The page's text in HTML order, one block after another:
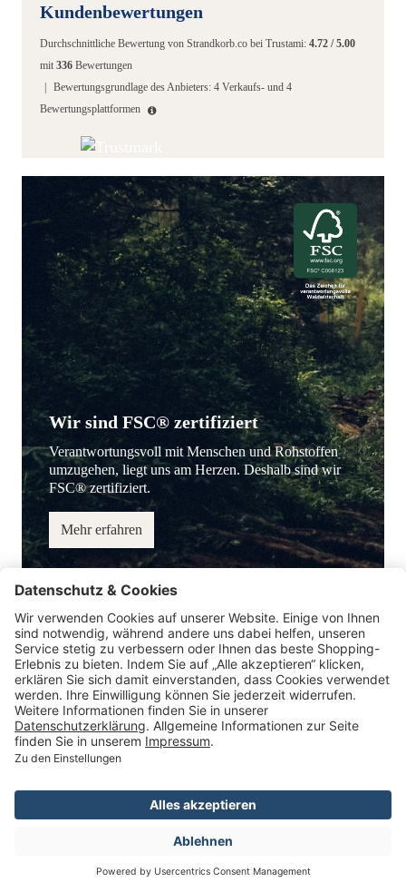
Kundenbewertungen
Durchschnittliche Bewertung von Strandkorb.co bei Trustami: 4.72 /5.00
mit 336 Bewertungen
Bewertungsgrundlage des Anbieters: 4 Verkaufs- und 4
Bewertungsplattformen
Wir sind FSC® zertifiziert
Verantwortungsvoll mit Menschen und Rohstoffen
umzugehen, liegt uns am Herzen. Deshalb sind wir
FSC® zertifiziert.
Mehr erfahren
Service-Hotline
Information
Service
Zahlungsmöglichkeiten
* Alle Preise inkl. gesetzl. Mehrwertsteuer.